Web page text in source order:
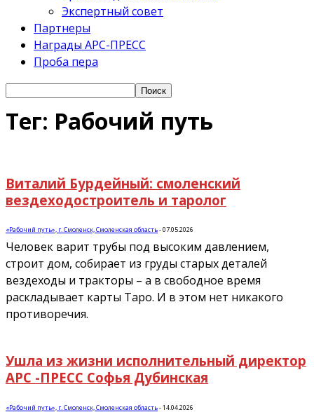
Экспертный совет
Партнеры
Награды АРС-ПРЕСС
Проба пера
Тег: Рабочий путь
Виталий Бурдейный: смоленский
вездеходостроитель и таролог
«Рабочий путь», г. Смоленск, Смоленская область-07.05.2026
Человек варит трубы под высоким давлением,
строит дом, собирает из груды старых деталей
вездеходы и тракторы – а в свободное время
раскладывает карты Таро. И в этом нет никакого
противоречия.
Ушла из жизни исполнительный директор
АРС -ПРЕСС Софья Дубинская
«Рабочий путь», г. Смоленск, Смоленская область-14.04.2026